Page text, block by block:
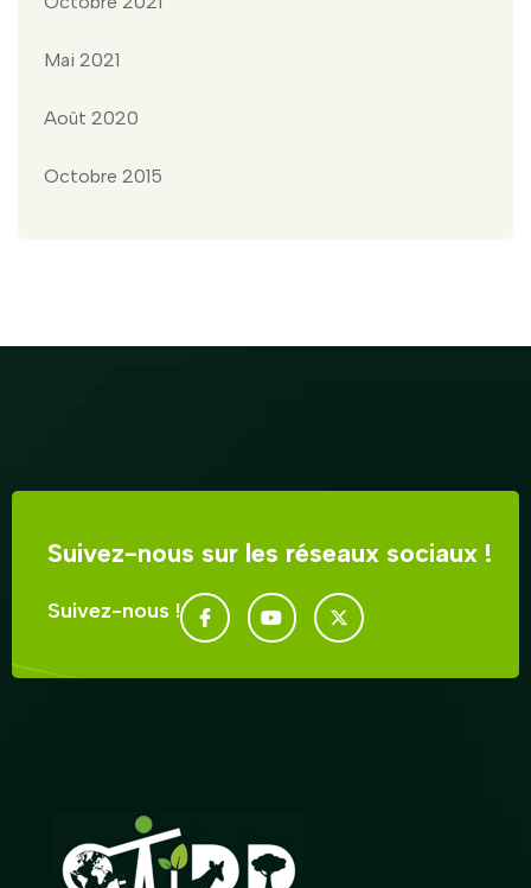
Mai 2021
Août 2020
Octobre 2015
Suivez-nous sur les réseaux sociaux !
Suivez-nous !